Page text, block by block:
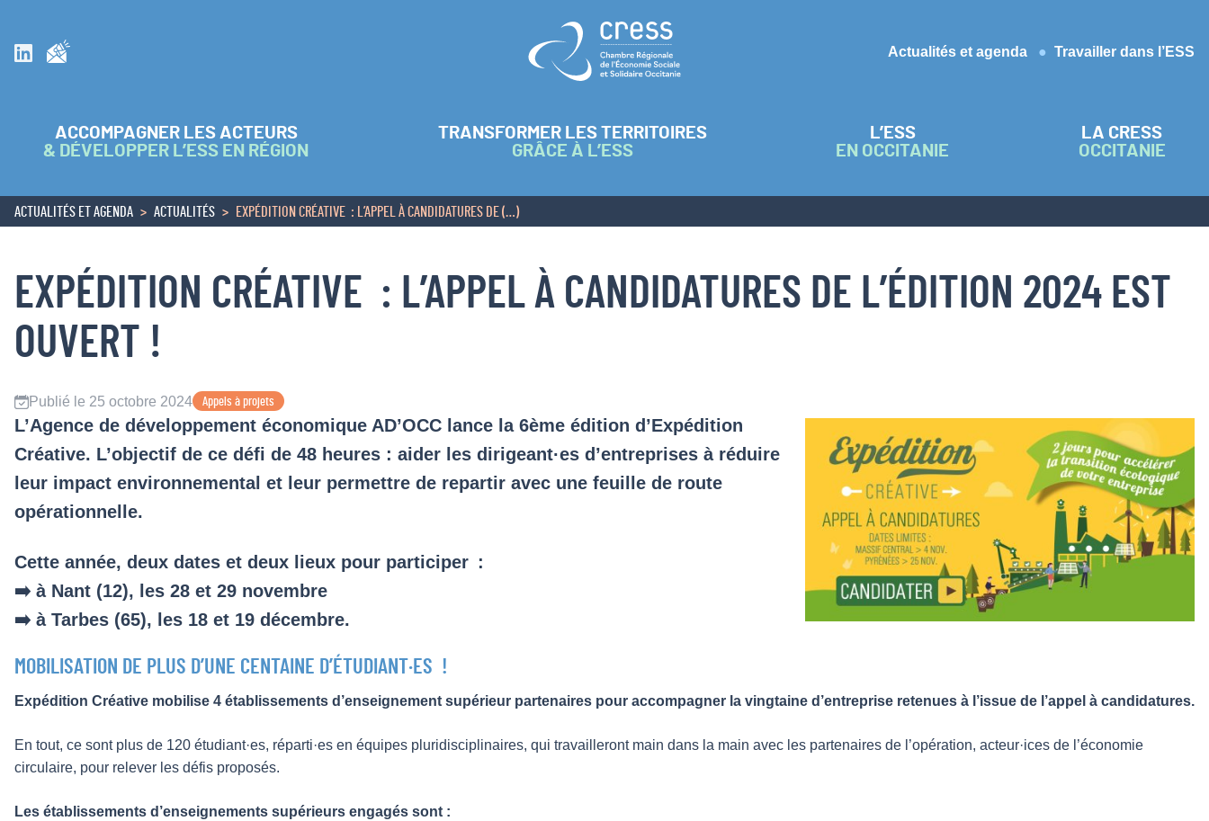
Suivez nous sur Linkedin
Retour à l'accueil
Actualités et agenda
Travailler dans l’ESS
ACCOMPAGNER LES ACTEURS
& DÉVELOPPER L’ESS EN RÉGION
TRANSFORMER LES TERRITOIRES
GRÂCE À L’ESS
L’ESS
EN OCCITANIE
LA CRESS
OCCITANIE
ACCUEIL
ACTUALITÉS ET AGENDA ACTUALITÉS EXPÉDITION CRÉATIVE : L’APPEL À CANDIDATURES DE (…)
EXPÉDITION CRÉATIVE : L’APPEL À CANDIDATURES DE L’ÉDITION 2024 EST
OUVERT !
Publié le 25 octobre 2024 Appels à projets
L’Agence de développement économique AD’OCC lance la 6ème édition d’Expédition
Créative. L’objectif de ce défi de 48 heures : aider les dirigeant·es d’entreprises à réduire
leur impact environnemental et leur permettre de repartir avec une feuille de route
opérationnelle.
Cette année, deux dates et deux lieux pour participer :
➡️ à Nant (12), les 28 et 29 novembre
➡️ à Tarbes (65), les 18 et 19 décembre.
MOBILISATION DE PLUS D’UNE CENTAINE D’ÉTUDIANT·ES !
Expédition Créative mobilise 4 établissements d’enseignement supérieur partenaires pour accompagner la vingtaine d’entreprise retenues à l’issue de l’appel à candidatures.
En tout, ce sont plus de 120 étudiant·es, réparti·es en équipes pluridisciplinaires, qui travailleront main dans la main avec les partenaires de l’opération, acteur·ices de l’économie
circulaire, pour relever les défis proposés.
Les établissements d’enseignements supérieurs engagés sont :